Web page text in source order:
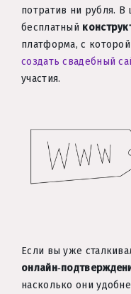
потратив ни рубля.
бесплатный
платформа, с
создать свадебный
участия.
Если вы уже
насколько они